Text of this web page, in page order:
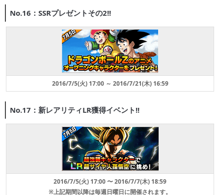
No.16：SSRプレゼントその2!!
2016/7/5(火) 17:00 ～ 2016/7/21(木) 16:59
No.17：新レアリティLR獲得イベント!!
2016/7/5(火) 17:00 〜 2016/7/7(木) 18:59
※上記期間以降は毎週日曜日に開催されます。